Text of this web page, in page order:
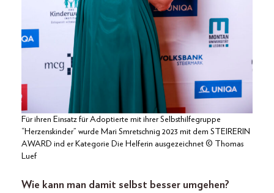
Für ihren Einsatz für Adoptierte mit ihrer Selbsthilfegruppe
“Herzenskinder” wurde Mari Smretschnig 2023 mit dem STEIRERIN
AWARD ind er Kategorie Die Helferin ausgezeichnet © Thomas
Luef
Wie kann man damit selbst besser umgehen?